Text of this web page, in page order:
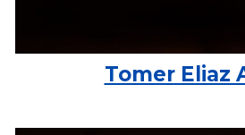
Tomer Eliaz